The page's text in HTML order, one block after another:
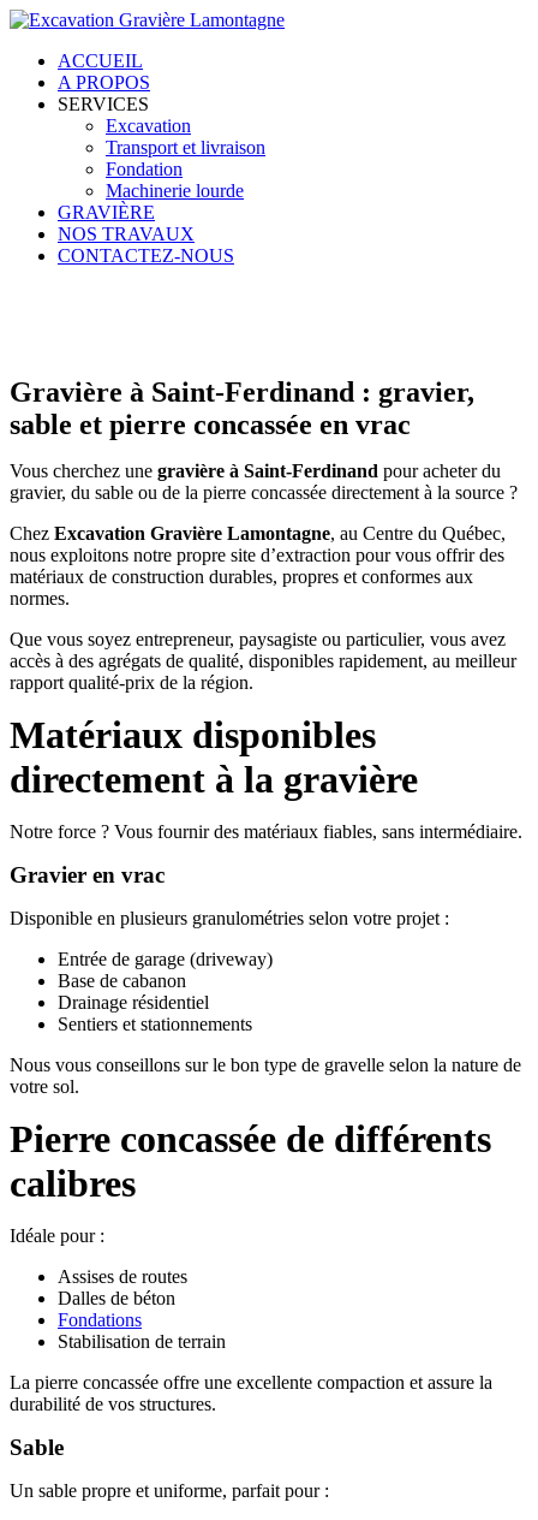
ACCUEIL
A PROPOS
SERVICES
Excavation
Transport et livraison
Fondation
Machinerie lourde
GRAVIÈRE
NOS TRAVAUX
CONTACTEZ-NOUS
Gravière à Saint-Ferdinand : gravier,
sable et pierre concassée en vrac
Vous cherchez une gravière à Saint-Ferdinand pour acheter du
gravier, du sable ou de la pierre concassée directement à la source ?
Chez Excavation Gravière Lamontagne, au Centre du Québec,
nous exploitons notre propre site d’extraction pour vous offrir des
matériaux de construction durables, propres et conformes aux
normes.
Que vous soyez entrepreneur, paysagiste ou particulier, vous avez
accès à des agrégats de qualité, disponibles rapidement, au meilleur
rapport qualité-prix de la région.
Matériaux disponibles
directement à la gravière
Notre force ? Vous fournir des matériaux fiables, sans intermédiaire.
Gravier en vrac
Disponible en plusieurs granulométries selon votre projet :
Entrée de garage (driveway)
Base de cabanon
Drainage résidentiel
Sentiers et stationnements
Nous vous conseillons sur le bon type de gravelle selon la nature de
votre sol.
Pierre concassée de différents
calibres
Idéale pour :
Assises de routes
Dalles de béton
Fondations
Stabilisation de terrain
La pierre concassée offre une excellente compaction et assure la
durabilité de vos structures.
Sable
Un sable propre et uniforme, parfait pour :